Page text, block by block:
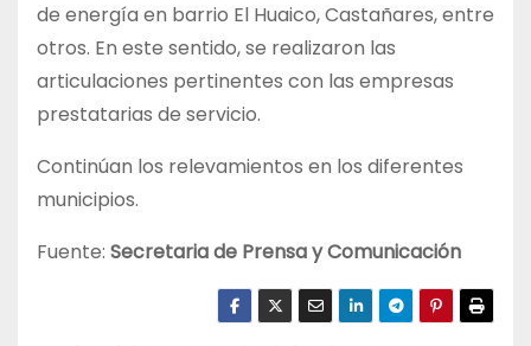
de energía en barrio El Huaico, Castañares, entre
otros. En este sentido, se realizaron las
articulaciones pertinentes con las empresas
prestatarias de servicio.
Continúan los relevamientos en los diferentes
municipios.
Fuente: Secretaria de Prensa y Comunicación